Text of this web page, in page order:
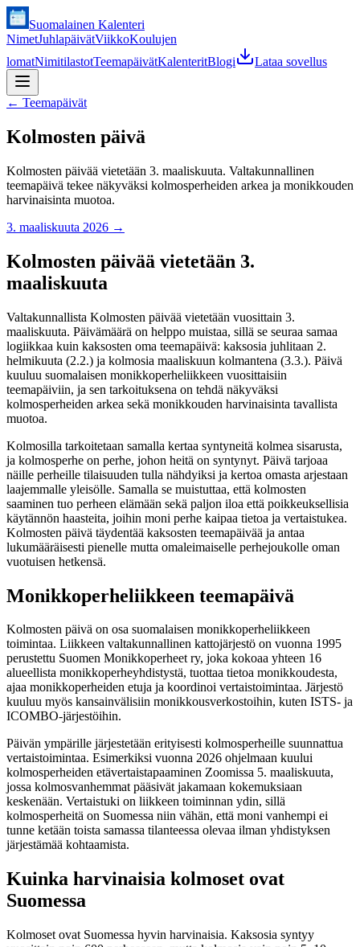
Suomalainen Kalenteri
NimetJuhlapäivätViikkoKoulujen
lomatNimitilastotTeemapäivätKalenteritBlogi Lataa sovellus
← Teemapäivät
Kolmosten päivä
Kolmosten päivää vietetään 3. maaliskuuta. Valtakunnallinen
teemapäivä tekee näkyväksi kolmosperheiden arkea ja monikkouden
harvinaisinta muotoa.
3. maaliskuuta 2026 →
Kolmosten päivää vietetään 3.
maaliskuuta
Valtakunnallista Kolmosten päivää vietetään vuosittain 3.
maaliskuuta. Päivämäärä on helppo muistaa, sillä se seuraa samaa
logiikkaa kuin kaksosten oma teemapäivä: kaksosia juhlitaan 2.
helmikuuta (2.2.) ja kolmosia maaliskuun kolmantena (3.3.). Päivä
kuuluu suomalaisen monikkoperheliikkeen vuosittaisiin
teemapäiviin, ja sen tarkoituksena on tehdä näkyväksi
kolmosperheiden arkea sekä monikkouden harvinaisinta tavallista
muotoa.
Kolmosilla tarkoitetaan samalla kertaa syntyneitä kolmea sisarusta,
ja kolmosperhe on perhe, johon heitä on syntynyt. Päivä tarjoaa
näille perheille tilaisuuden tulla nähdyiksi ja kertoa omasta arjestaan
laajemmalle yleisölle. Samalla se muistuttaa, että kolmosten
saaminen tuo perheen elämään sekä paljon iloa että poikkeuksellisia
käytännön haasteita, joihin moni perhe kaipaa tietoa ja vertaistukea.
Kolmosten päivä täydentää kaksosten teemapäivää ja antaa
lukumääräisesti pienelle mutta omaleimaiselle perhejoukolle oman
vuotuisen hetkensä.
Monikkoperheliikkeen teemapäivä
Kolmosten päivä on osa suomalaisen monikkoperheliikkeen
toimintaa. Liikkeen valtakunnallinen kattojärjestö on vuonna 1995
perustettu Suomen Monikkoperheet ry, joka kokoaa yhteen 16
alueellista monikkoperheyhdistystä, tuottaa tietoa monikkoudesta,
ajaa monikkoperheiden etuja ja koordinoi vertaistoimintaa. Järjestö
kuuluu myös kansainvälisiin monikkousverkostoihin, kuten ISTS- ja
ICOMBO-järjestöihin.
Päivän ympärille järjestetään erityisesti kolmosperheille suunnattua
vertaistoimintaa. Esimerkiksi vuonna 2026 ohjelmaan kuului
kolmosperheiden etävertaistapaaminen Zoomissa 5. maaliskuuta,
jossa kolmosvanhemmat pääsivät jakamaan kokemuksiaan
keskenään. Vertaistuki on liikkeen toiminnan ydin, sillä
kolmosperheitä on Suomessa niin vähän, että moni vanhempi ei
tunne ketään toista samassa tilanteessa olevaa ilman yhdistyksen
järjestämää kohtaamista.
Kuinka harvinaisia kolmoset ovat
Suomessa
Kolmoset ovat Suomessa hyvin harvinaisia. Kaksosia syntyy